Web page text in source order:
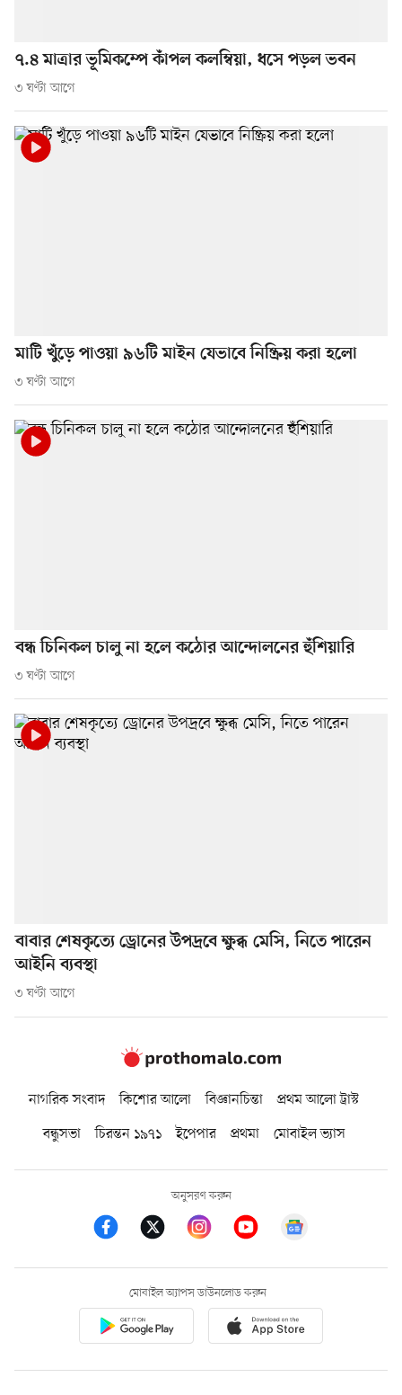
৭.৪ মাত্রার ভূমিকম্পে কাঁপল কলম্বিয়া, ধসে পড়ল ভবন
৩ ঘণ্টা আগে
মাটি খুঁড়ে পাওয়া ৯৬টি মাইন যেভাবে নিষ্ক্রিয় করা হলো
৩ ঘণ্টা আগে
বন্ধ চিনিকল চালু না হলে কঠোর আন্দোলনের হুঁশিয়ারি
৩ ঘণ্টা আগে
বাবার শেষকৃত্যে ড্রোনের উপদ্রবে ক্ষুব্ধ মেসি, নিতে পারেন
আইনি ব্যবস্থা
৩ ঘণ্টা আগে
নাগরিক সংবাদ কিশোর আলো বিজ্ঞানচিন্তা
প্রথম আলো ট্রাস্ট
বন্ধুসভা
চিরন্তন ১৯৭১ ইপেপার প্রথমা মোবাইল ভ্যাস
অনুসরণ করুন
মোবাইল অ্যাপস ডাউনলোড করুন